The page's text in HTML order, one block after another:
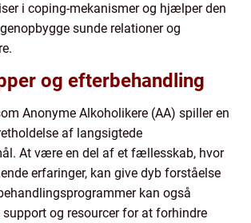
i coping-mekanismer og hjælper den
sunde relationer og
og efterbehandling
Anonyme Alkoholikere (AA) spiller en
af langsigtede
At være en del af et fællesskab, hvor
erfaringer, kan give dyb forståelse
kan også
og resourcer for at forhindre